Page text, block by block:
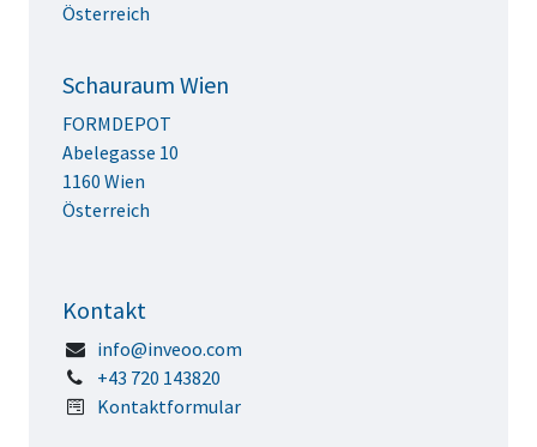
Österreich
Schauraum Wien
FORMDEPOT
Abelegasse 10
1160 Wien
Österreich
Kontakt
info@inveoo.com
+43 720 143820
Kontaktformular